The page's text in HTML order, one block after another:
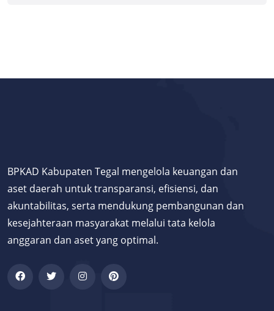
BPKAD Kabupaten Tegal mengelola keuangan dan
aset daerah untuk transparansi, efisiensi, dan
akuntabilitas, serta mendukung pembangunan dan
kesejahteraan masyarakat melalui tata kelola
anggaran dan aset yang optimal.